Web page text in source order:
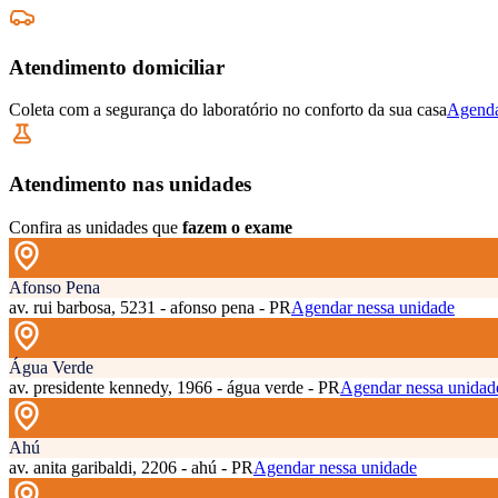
Atendimento domiciliar
Coleta com a segurança do laboratório no conforto da sua casa
Atendimento nas unidades
Confira as unidades que fazem o exame
Afonso Pena
av. rui barbosa, 5231 - afonso pena - PRAgendar nessa unidade
Água Verde
av. presidente kennedy, 1966 - água verde - PRAgendar nessa
Ahú
av. anita garibaldi, 2206 - ahú - PRAgendar nessa unidade